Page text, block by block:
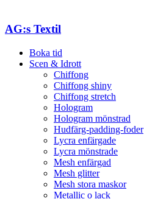
AG:s Textil
Boka tid
Scen & Idrott
Chiffong
Chiffong shiny
Chiffong stretch
Hologram
Hologram mönstrad
Hudfärg-padding-foder
Lycra enfärgade
Lycra mönstrade
Mesh enfärgad
Mesh glitter
Mesh stora maskor
Metallic o lack